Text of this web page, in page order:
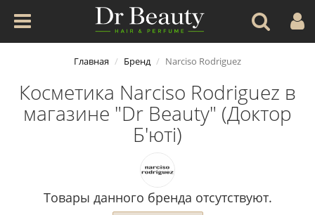
Главная Бренд Narciso Rodriguez
Косметика Narciso Rodriguez в
магазине "Dr Beauty" (Доктор
Б'юті)
Товары данного бренда отсутствуют.